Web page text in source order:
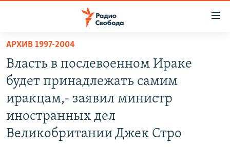
упрощенного
доступа
Вернуться
основному
содержанию
Вернутся
ПОДКАСТЫ
АВТОРСКИЕ ПРОЕКТЫ
МНЕНИЯ
АРХИВ 1997-2004
Власть в послевоенном Ираке
будет принадлежать самим
иракцам,- заявил министр
иностранных дел
Великобритании Джек Стро